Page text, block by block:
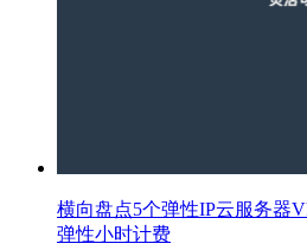
横向盘点5个弹性IP云服务器
弹性小时计费